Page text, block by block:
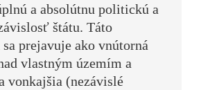
a absolútnu politickú a
štátu. Táto
prejavuje ako vnútorná
vlastným územím a
vonkajšia (nezávislé